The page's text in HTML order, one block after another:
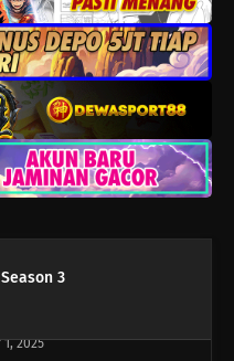
3
e Season 3 Episode 8
2025
e Season 3 Episode 7
2025
e Season 3 Episode 5
2025